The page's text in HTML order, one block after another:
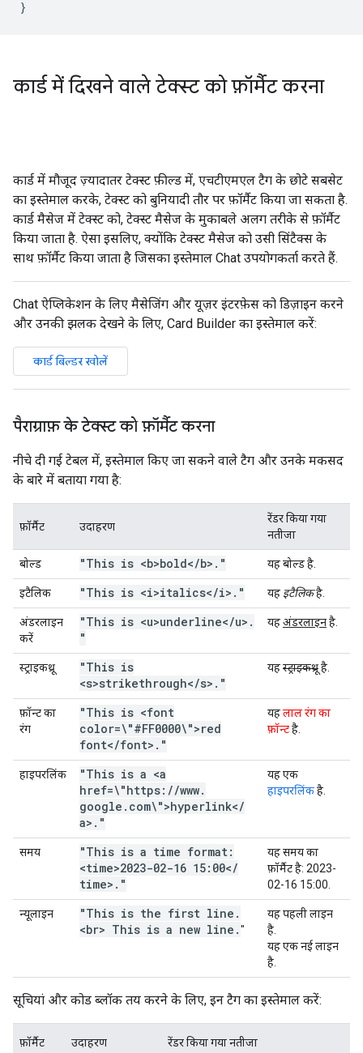
}
कार्ड में दिखने वाले टेक्स्ट को फ़ॉर्मैट करना
कार्ड में मौजूद ज़्यादातर टेक्स्ट फ़ील्ड में, एचटीएमएल टैग के छोटे सबसेट
का इस्तेमाल करके, टेक्स्ट को बुनियादी तौर पर फ़ॉर्मैट किया जा सकता है.
कार्ड मैसेज में टेक्स्ट को, टेक्स्ट मैसेज के मुकाबले अलग तरीके से फ़ॉर्मैट
किया जाता है. ऐसा इसलिए, क्योंकि टेक्स्ट मैसेज को उसी सिंटैक्स के
साथ फ़ॉर्मैट किया जाता है जिसका इस्तेमाल Chat उपयोगकर्ता करते हैं.
Chat ऐप्लिकेशन के लिए मैसेजिंग और यूज़र इंटरफ़ेस को डिज़ाइन करने
और उनकी झलक देखने के लिए, Card Builder का इस्तेमाल करें:
कार्ड बिल्डर खोलें
पैराग्राफ़ के टेक्स्ट को फ़ॉर्मैट करना
नीचे दी गई टेबल में, इस्तेमाल किए जा सकने वाले टैग और उनके मकसद
के बारे में बताया गया है:
फ़ॉर्मैट उदाहरण
रेंडर किया गया
नतीजा
बोल्ड "This is <b>bold</b> . " यहबोल्डहै.
इटैलिक "This is <i>italics</i> . " यह इटैलिकहै.
अंडरलाइन
करें
"This is <u>underline</u> .
"
यहअंडरलाइनहै.
स्ट्राइकथ्रू
"This is
<s>strikethrough</s> . "
यहस्ट्राइकथ्रूहै.
फ़ॉन्ट का
रंग
"This is <font
color=\"#FF0000\">red
font</font> . "
यहलाल रंग का
फ़ॉन्टहै.
हाइपरलिंक
"This is a <a
href=\"https: //www.
google . com\">hyperlink</
a> . "
यह एक
हाइपरलिंकहै.
समय
"This is a time format:
<time>2023-02-16 15:00</
time> . "
यह समय का
फ़ॉर्मैट है: 2023-
02-16 15:00
न्यूलाइन "This is the first line .
<br> This is a new line ."
यह पहली लाइन
है.
यह एक नई लाइन
है.
सूचियां और कोड ब्लॉक तय करने के लिए, इन टैग का इस्तेमाल करें:
फ़ॉर्मैट उदाहरण रेंडर किया गया नतीजा